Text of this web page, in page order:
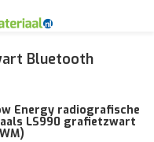
Bluetooth
Energy radiografische
LS990 grafietzwart